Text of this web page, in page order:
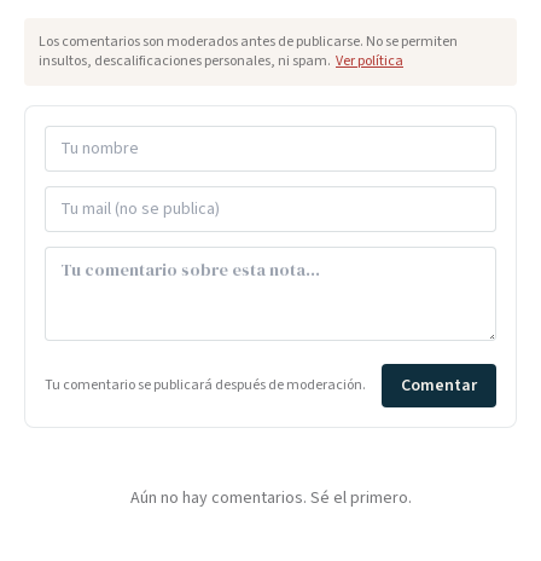
Los comentarios son moderados antes de publicarse. No se permiten
insultos, descalificaciones personales, ni spam. Ver política
Tu comentario se publicará después de moderación. Comentar
Aún no hay comentarios. Sé el primero.